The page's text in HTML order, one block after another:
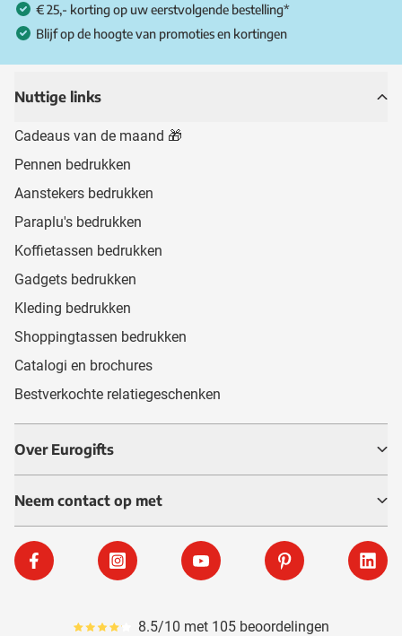
€ 25,- korting op uw eerstvolgende bestelling*
Blijf op de hoogte van promoties en kortingen
Nuttige links
Cadeaus van de maand 🎁
Pennen bedrukken
Aanstekers bedrukken
Paraplu's bedrukken
Koffietassen bedrukken
Gadgets bedrukken
Kleding bedrukken
Shoppingtassen bedrukken
Catalogi en brochures
Bestverkochte relatiegeschenken
Over Eurogifts
Neem contact op met
Facebook Instagram YouTube Pinterest
Gemiddeld reviewpercentage is 85
8.5/10 met 105 beoordelingen